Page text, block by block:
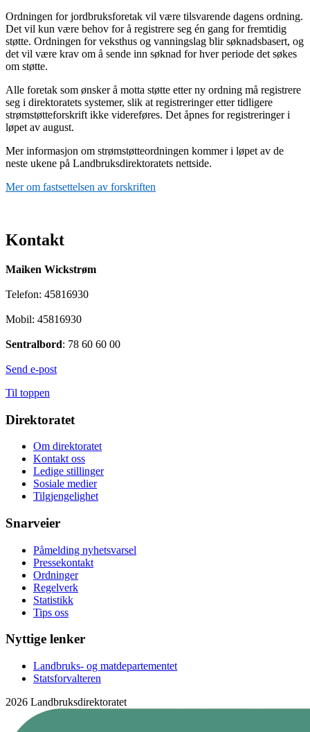
Ordningen for jordbruksforetak vil være tilsvarende dagens ordning.
Det vil kun være behov for å registrere seg én gang for fremtidig
støtte. Ordningen for veksthus og vanningslag blir søknadsbasert, og
det vil være krav om å sende inn søknad for hver periode det søkes
om støtte.
Alle foretak som ønsker å motta støtte etter ny ordning må registrere
seg i direktoratets systemer, slik at registreringer etter tidligere
strømstøtteforskrift ikke videreføres. Det åpnes for registreringer i
løpet av august.
Mer informasjon om strømstøtteordningen kommer i løpet av de
neste ukene på Landbruksdirektoratets nettside.
Mer om fastsettelsen av forskriften
Kontakt
Maiken Wickstrøm
Telefon: 45816930
Mobil: 45816930
Sentralbord: 78 60 60 00
Send e-post
Til toppen
Direktoratet
Om direktoratet
Kontakt oss
Ledige stillinger
Sosiale medier
Tilgjengelighet
Snarveier
Påmelding nyhetsvarsel
Pressekontakt
Ordninger
Regelverk
Statistikk
Tips oss
Nyttige lenker
Landbruks- og matdepartementet
Statsforvalteren
2026 Landbruksdirektoratet